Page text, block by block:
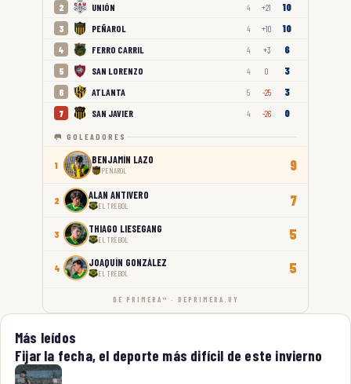
2 UNIÓN 4 +21 10
3 PEÑAROL 4 +10 10
4 FERRO CARRIL 4 +3 6
5 SAN LORENZO 4 0 3
6 ATLANTA 5 -25 3
7 SAN JAVIER 4 -26 0
🥅 GOLEADORES
1 BENJAMÍN LAZO
PEÑAROL 9
2 ALAN ANTIVERO
EL TRÉBOL 7
3 THIAGO LIESEGANG
EL TRÉBOL 5
4 JOAQUÍN GONZÁLEZ
EL TRÉBOL 5
DE PRIMERA™ · DEPRIMERA.UY
Más leídos
Fijar la fecha, el deporte más difícil de este invierno